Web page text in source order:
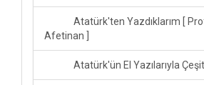
Atatürk'ten Yazdıklarım [
Afetinan ]
Atatürk'ün El Yazılarıyla